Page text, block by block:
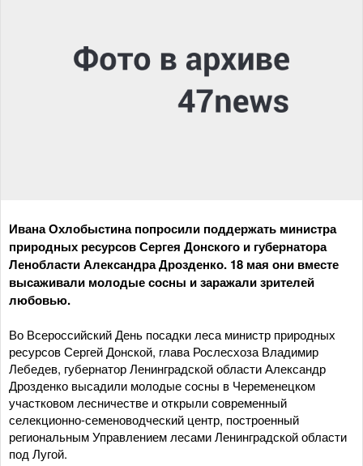
Ивана Охлобыстина попросили поддержать министра
природных ресурсов Сергея Донского и губернатора
Ленобласти Александра Дрозденко. 18 мая они вместе
высаживали молодые сосны и заражали зрителей
любовью.
Во Всероссийский День посадки леса министр природных
ресурсов Сергей Донской, глава Рослесхоза Владимир
Лебедев, губернатор Ленинградской области Александр
Дрозденко высадили молодые сосны в Череменецком
участковом лесничестве и открыли современный
селекционно-семеноводческий центр, построенный
региональным Управлением лесами Ленинградской области
под Лугой.